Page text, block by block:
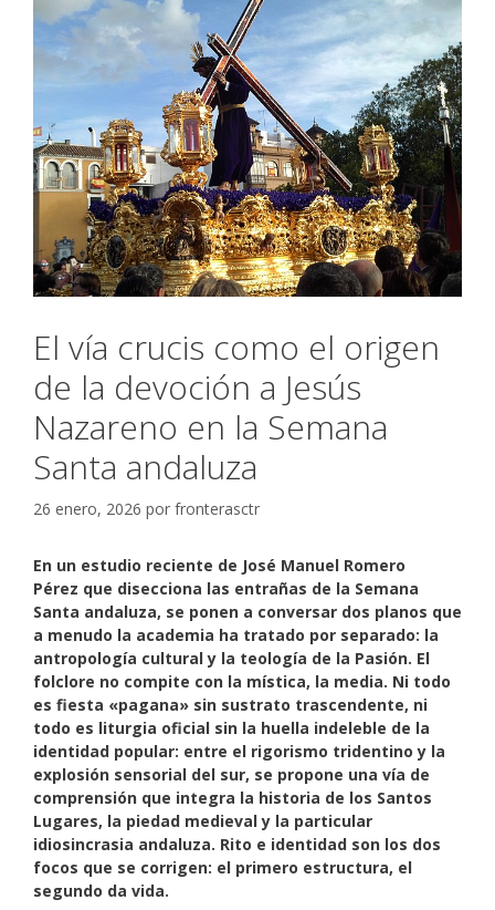
El vía crucis como el origen
de la devoción a Jesús
Nazareno en la Semana
Santa andaluza
26 enero, 2026 por fronterasctr
En un estudio reciente de José Manuel Romero
Pérez que disecciona las entrañas de la Semana
Santa andaluza, se ponen a conversar dos planos que
a menudo la academia ha tratado por separado: la
antropología cultural y la teología de la Pasión. El
folclore no compite con la mística, la media. Ni todo
es fiesta «pagana» sin sustrato trascendente, ni
todo es liturgia oficial sin la huella indeleble de la
identidad popular: entre el rigorismo tridentino y la
explosión sensorial del sur, se propone una vía de
comprensión que integra la historia de los Santos
Lugares, la piedad medieval y la particular
idiosincrasia andaluza. Rito e identidad son los dos
focos que se corrigen: el primero estructura, el
segundo da vida.